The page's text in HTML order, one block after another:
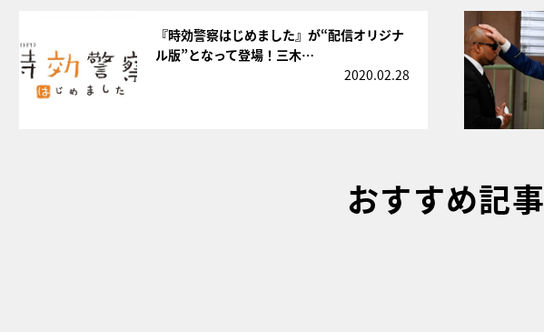
『時効警察はじめました』が“配信オリジナ
ル版”となって登場！三木…
2020.02.28
おすすめ記事